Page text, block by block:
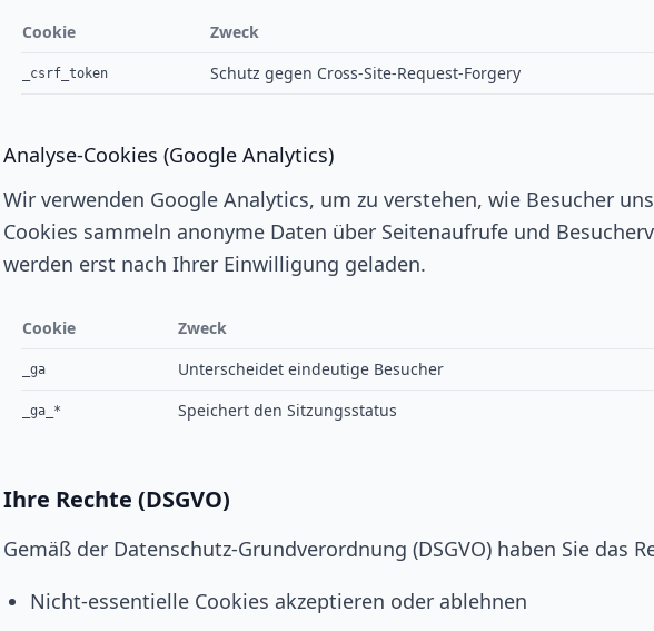
Cookie Zweck
_csrf_token Schutz gegen Cross-Site-Request-Forgery
Analyse-Cookies (Google Analytics)
Wir verwenden Google Analytics, um zu verstehen, wie Besucher
Cookies sammeln anonyme Daten über Seitenaufrufe und
werden erst nach Ihrer Einwilligung geladen.
Cookie Zweck
_ga Unterscheidet eindeutige Besucher
_ga_* Speichert den Sitzungsstatus
Ihre Rechte (DSGVO)
Gemäß der Datenschutz-Grundverordnung (DSGVO) haben Sie das
Nicht-essentielle Cookies akzeptieren oder ablehnen